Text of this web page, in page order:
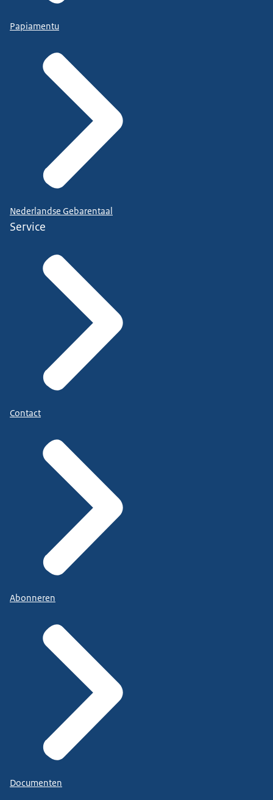
Papiamentu
Nederlandse Gebarentaal
Service
Contact
Abonneren
Documenten